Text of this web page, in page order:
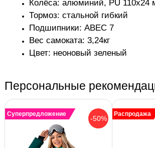
Колёса: алюминий, PU 110x24
Тормоз: стальной гибкий
Подшипники: ABEC 7
Вес самоката: 3,24кг
Цвет: неоновый зеленый
Персональные
-50%
Суперпредложение Распродажа